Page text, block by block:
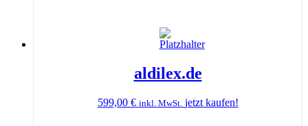
aldilex.de
599,00 € inkl. MwSt. jetzt kaufen!